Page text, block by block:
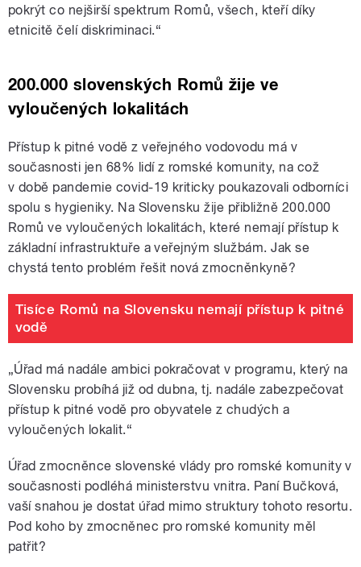
pokrýt co nejširší spektrum Romů, všech, kteří díky
etnicitě čelí diskriminaci.“
200.000 slovenských Romů žije ve
vyloučených lokalitách
Přístup k pitné vodě z veřejného vodovodu má v
současnosti jen 68% lidí z romské komunity, na což
v době pandemie covid-19 kriticky poukazovali odborníci
spolu s hygieniky. Na Slovensku žije přibližně 200.000
Romů ve vyloučených lokalitách, které nemají přístup k
základní infrastruktuře a veřejným službám. Jak se
chystá tento problém řešit nová zmocněnkyně?
Tisíce Romů na Slovensku nemají přístup k pitné
vodě
„Úřad má nadále ambici pokračovat v programu, který na
Slovensku probíhá již od dubna, tj. nadále zabezpečovat
přístup k pitné vodě pro obyvatele z chudých a
vyloučených lokalit.“
Úřad zmocněnce slovenské vlády pro romské komunity v
současnosti podléhá ministerstvu vnitra. Paní Bučková,
vaší snahou je dostat úřad mimo struktury tohoto resortu.
Pod koho by zmocněnec pro romské komunity měl
patřit?